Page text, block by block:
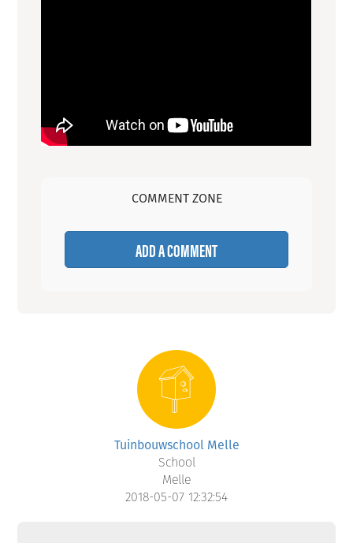
COMMENT ZONE
ADD A COMMENT
Tuinbouwschool Melle
School
Melle
2018-05-07 12:32:54